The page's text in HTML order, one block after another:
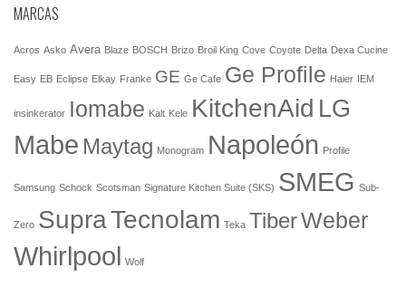
MARCAS
Acros Asko Avera Blaze BOSCH Brizo Broil King Cove Coyote Delta Dexa Cucine
Easy EB Eclipse Elkay Franke GE Ge Cafe Ge Profile Haier IEM
insinkerator Iomabe Kalt Kele KitchenAid LG
Mabe Maytag Monogram Napoleón Profile
Samsung Schock Scotsman Signature Kitchen Suite (SKS) SMEG Sub-
Zero SupraTecnolam Teka TiberWeber
Whirlpool Wolf